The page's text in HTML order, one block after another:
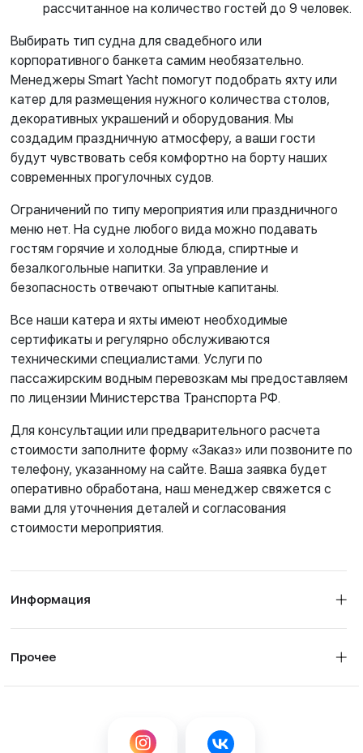
рассчитанное на количество гостей до 9 человек.
Выбирать тип судна для свадебного или
корпоративного банкета самим необязательно.
Менеджеры Smart Yacht помогут подобрать яхту или
катер для размещения нужного количества столов,
декоративных украшений и оборудования. Мы
создадим праздничную атмосферу, а ваши гости
будут чувствовать себя комфортно на борту наших
современных прогулочных судов.
Ограничений по типу мероприятия или праздничного
меню нет. На судне любого вида можно подавать
гостям горячие и холодные блюда, спиртные и
безалкогольные напитки. За управление и
безопасность отвечают опытные капитаны.
Все наши катера и яхты имеют необходимые
сертификаты и регулярно обслуживаются
техническими специалистами. Услуги по
пассажирским водным перевозкам мы предоставляем
по лицензии Министерства Транспорта РФ.
Для консультации или предварительного расчета
стоимости заполните форму «Заказ» или позвоните по
телефону, указанному на сайте. Ваша заявка будет
оперативно обработана, наш менеджер свяжется с
вами для уточнения деталей и согласования
стоимости мероприятия.
Информация
Прочее